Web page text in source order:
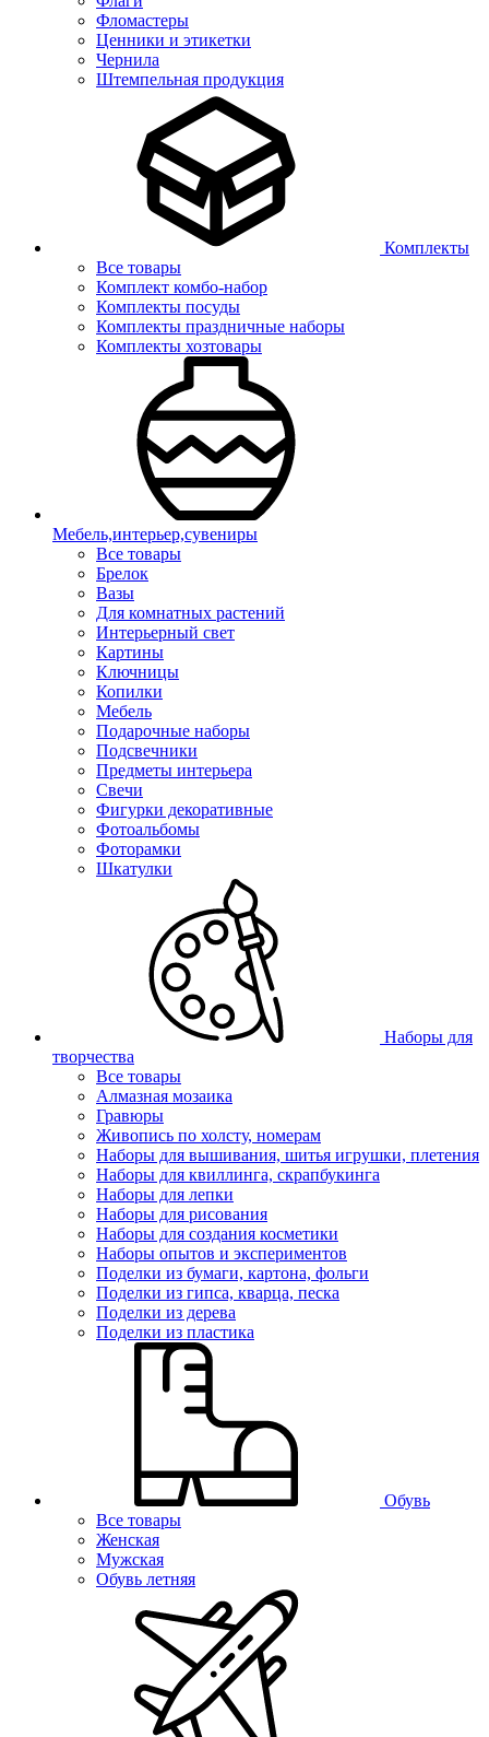
Фломастеры
Ценники и этикетки
Чернила
Штемпельная продукция
Комплекты
Все товары
Комплект комбо-набор
Комплекты посуды
Комплекты праздничные наборы
Комплекты хозтовары
Мебель,интерьер,сувениры
Все товары
Брелок
Вазы
Для комнатных растений
Интерьерный свет
Картины
Ключницы
Копилки
Мебель
Подарочные наборы
Подсвечники
Предметы интерьера
Свечи
Фигурки декоративные
Фотоальбомы
Фоторамки
Шкатулки
Наборы для
творчества
Все товары
Алмазная мозаика
Гравюры
Живопись по холсту, номерам
Наборы для вышивания, шитья игрушки, плетения
Наборы для квиллинга, скрапбукинга
Наборы для лепки
Наборы для рисования
Наборы для создания косметики
Наборы опытов и экспериментов
Поделки из бумаги, картона, фольги
Поделки из гипса, кварца, песка
Поделки из дерева
Поделки из пластика
Обувь
Все товары
Женская
Мужская
Обувь летняя